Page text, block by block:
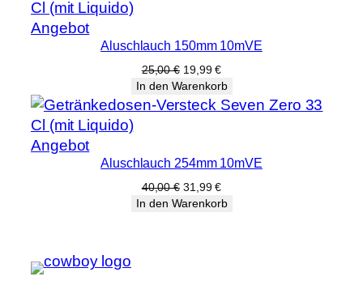
AngebotProdukt
im
Angebot
Aluschlauch 150mm 10mVE
25,00€ Ursprünglicher
Preis
war:
25,00 €
19,99€Aktueller
Preis
ist:
19,99 €.
In den Warenkorb
AngebotProdukt
im
Angebot
Aluschlauch 254mm 10mVE
40,00€ Ursprünglicher
Preis
31,99€Aktueller
Preis
In den Warenkorb